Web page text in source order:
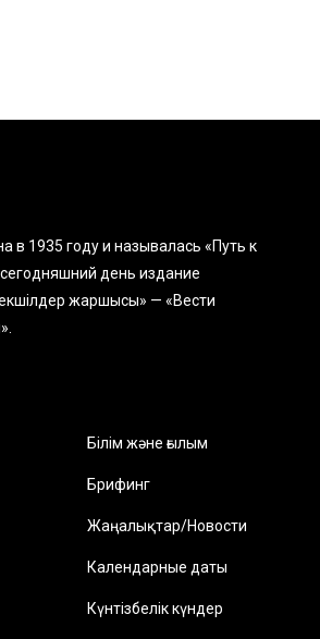
в 1935 году и называлась «Путь к
день издание
жаршысы» — «Вести
Білім және ғылым
Брифинг
Жаңалықтар/Новости
Календарные даты
Күнтізбелік күндер